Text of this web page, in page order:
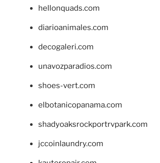
hellonquads.com
diarioanimales.com
decogaleri.com
unavozparadios.com
shoes-vert.com
elbotanicopanama.com
shadyoaksrockportrvpark.com
jccoinlaundry.com